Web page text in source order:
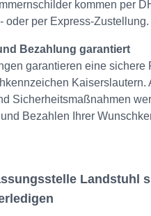
kommen per
oder per Express-Zustellung.
Bezahlung garantiert
garantieren eine sichere
Kaiserslautern.
Sicherheitsmaßnahmen
Bezahlen Ihrer
Landstuhl